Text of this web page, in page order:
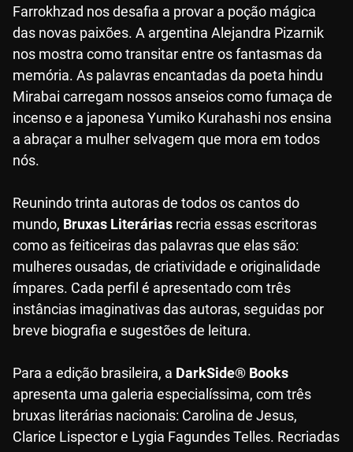
Farrokhzad nos desafia a provar a poção mágica
das novas paixões. A argentina Alejandra Pizarnik
nos mostra como transitar entre os fantasmas da
memória. As palavras encantadas da poeta hindu
Mirabai carregam nossos anseios como fumaça de
incenso e a japonesa Yumiko Kurahashi nos ensina
a abraçar a mulher selvagem que mora em todos
nós.
Reunindo trinta autoras de todos os cantos do
mundo, Bruxas Literárias recria essas escritoras
como as feiticeiras das palavras que elas são:
mulheres ousadas, de criatividade e originalidade
ímpares. Cada perfil é apresentado com três
instâncias imaginativas das autoras, seguidas por
breve biografia e sugestões de leitura.
Para a edição brasileira, a DarkSide® Books
apresenta uma galeria especialíssima, com três
bruxas literárias nacionais: Carolina de Jesus,
Clarice Lispector e Lygia Fagundes Telles. Recriadas